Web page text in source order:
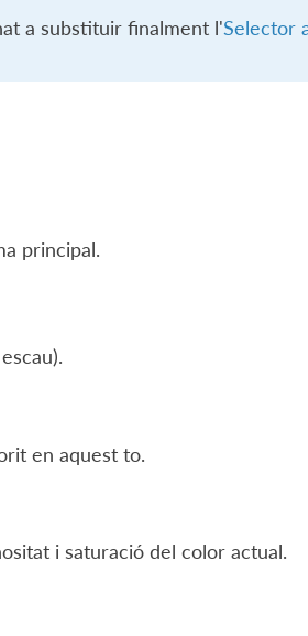
a substituir finalment l'Selector
principal.
en aquest to.
i saturació del color actual.